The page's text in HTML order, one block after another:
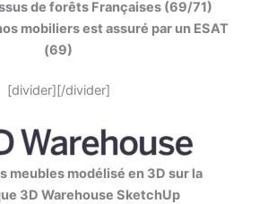
de forêts Françaises (69/71)
mobiliers est assuré par un ESAT
(69)
[divider][/divider]
meubles modélisé en 3D sur la
3D Warehouse SketchUp